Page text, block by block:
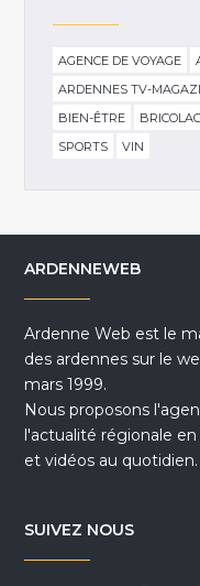
AGENCE DE VOYAGE
ARDENNES TV-
BIEN-ÊTRE
SPORTS
VIN
ARDENNEWEB
Ardenne Web est le
des ardennes sur le
mars 1999.
Nous proposons
l'actualité régionale
et vidéos au quotidien.
SUIVEZ NOUS